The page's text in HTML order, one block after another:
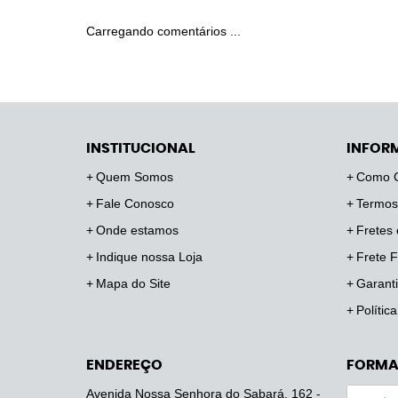
Carregando comentários ...
INSTITUCIONAL
Quem Somos
Fale Conosco
Onde estamos
Indique nossa Loja
Mapa do Site
Como
Fretes
Frete
ENDEREÇO
Avenida Nossa Senhora do Sabará, 162 -